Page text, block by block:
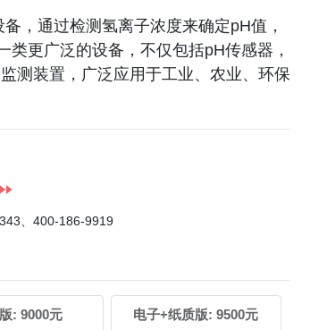
，通过检测氢离子浓度来确定pH值，
更广泛的设备，不仅包括pH传感器，
测装置，广泛应用于工业、农业、环保
、400-186-9919
: 9000元 电子+纸质版: 9500元